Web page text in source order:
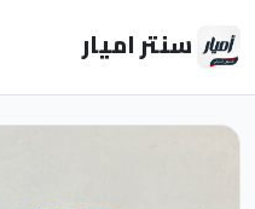
سنتر اميار